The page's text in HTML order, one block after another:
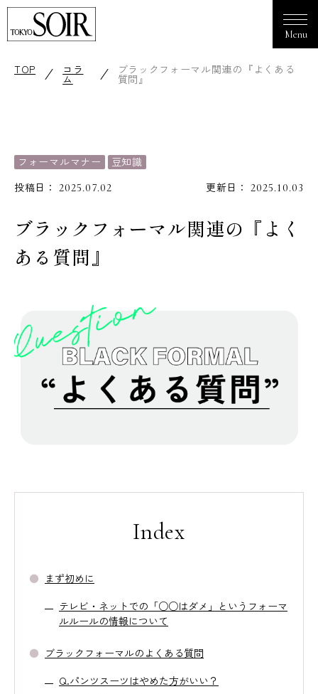
TOP コラ
ム
ブラックフォーマル関連の『よくある
質問』
フォーマルマナー
豆知識
投稿日： 2025.07.02 更新日： 2025.10.03
ブラックフォーマル関連の『よく
ある質問』
Index
まず初めに
テレビ・ネットでの「○○はダメ」というフォーマ
ルルールの情報について
ブラックフォーマルのよくある質問
Q.パンツスーツはやめた方がいい？